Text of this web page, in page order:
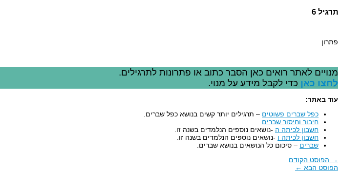
תרגיל 6
פתרון
מנויים לאתר רואים כאן הסבר כתוב או פתרונות לתרגילים.
לחצו כאן כדי לקבל מידע על מנוי.
עוד באתר:
כפל שברים פשוטים – תרגילים יותר קשים בנושא כפל שברים.
חיבור וחיסור שברים
חשבון לכיתה ה -נושאים נוספים הנלמדים בשנה זו.
חשבון לכיתה ו -נושאים נוספים הנלמדים בשנה זו.
שברים – סיכום כל הנושאים בנושא שברים.
→ הפוסט הקודם
הפוסט הבא ←